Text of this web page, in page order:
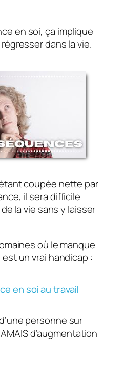
en soi, ça implique
dans la vie.
coupée nette par
il sera difficile
la vie sans y laisser
où le manque
un vrai handicap :
en soi au travail
personne sur
d’augmentation